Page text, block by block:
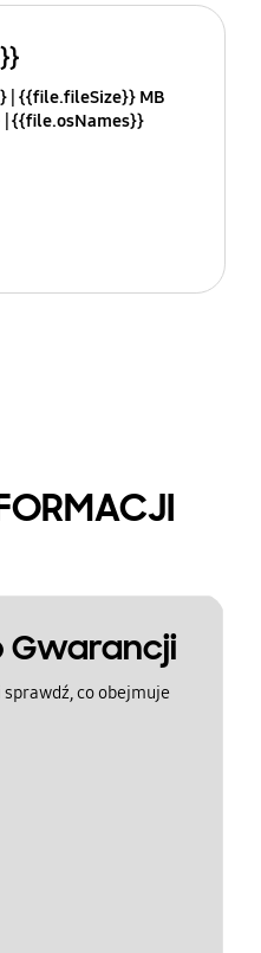
{{file.fileSize}} MB
{{file.osNames}}
Gwarancji
co obejmuje